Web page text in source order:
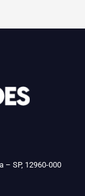
– SP, 12960-000